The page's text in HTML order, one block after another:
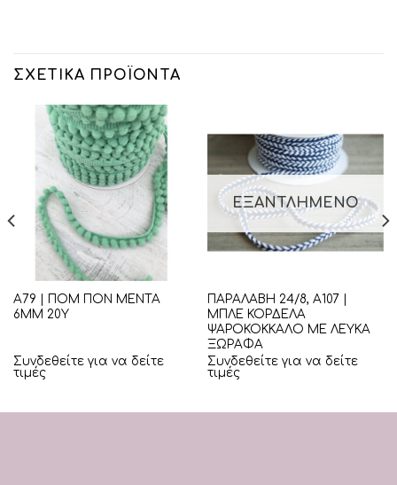
ΣΧΕΤΙΚΆ ΠΡΟΪΌΝΤΑ
Α79 | ΠΟΜ ΠΟΝ ΜΕΝΤΑ
6ΜΜ 20Υ
Συνδεθείτε για να δείτε
τιμές
ΕΞΑΝΤΛΗΜΈΝΟ
ΠΑΡΑΛΑΒΗ 24/8, Α107 |
ΜΠΛΕ ΚΟΡΔΕΛΑ
ΨΑΡΟΚΟΚΚΑΛΟ ΜΕ ΛΕΥΚΑ
ΞΩΡΑΦΑ
Συνδεθείτε για να δείτε
τιμές